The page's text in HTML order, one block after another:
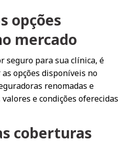
opções
mercado
seguro para sua clínica, é
opções disponíveis no
renomadas e
e condições oferecidas
coberturas